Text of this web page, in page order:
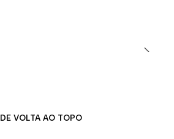
DE VOLTA AO TOPO